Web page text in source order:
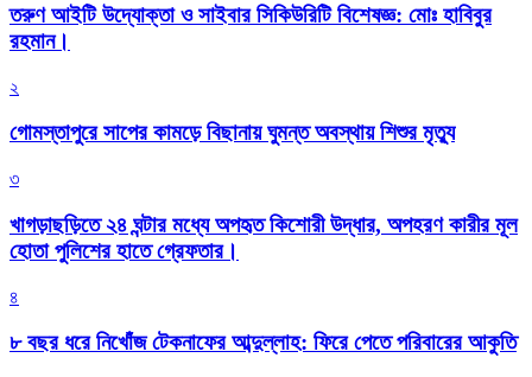
তরুণ আইটি উদ্যোক্তা ও সাইবার সিকিউরিটি বিশেষজ্ঞ: মোঃ হাবিবুর
রহমান।
২
গোমস্তাপুরে সাপের কামড়ে বিছানায় ঘুমন্ত অবস্থায় শিশুর মৃত্যু
৩
খাগড়াছড়িতে ২৪ ঘন্টার মধ্যে অপহৃত কিশোরী উদ্ধার, অপহরণ কারীর মূল
হোতা পুলিশের হাতে গ্রেফতার।
৪
৮ বছর ধরে নিখোঁজ টেকনাফের আব্দুল্লাহ: ফিরে পেতে পরিবারের আকুতি